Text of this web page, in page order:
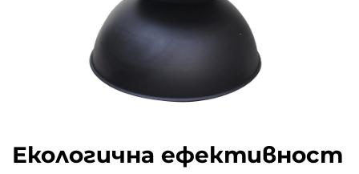
Екологична ефективност